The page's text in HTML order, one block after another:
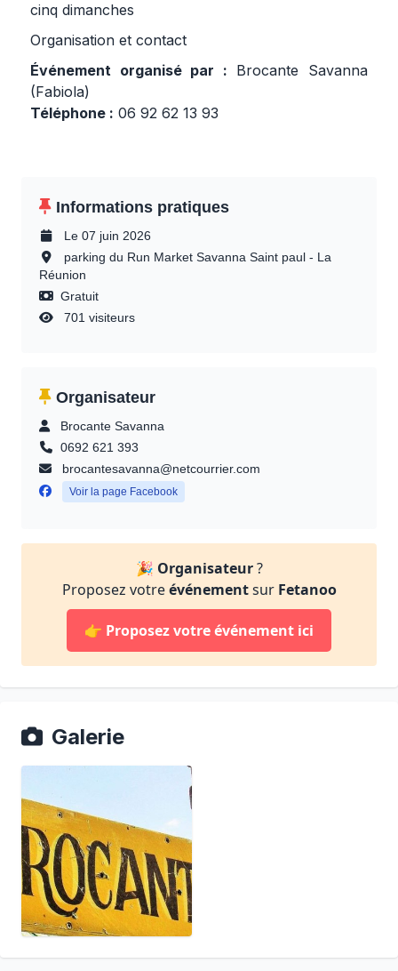
cinq dimanches
Organisation et contact
Événement organisé par : Brocante Savanna
(Fabiola)
Téléphone : 06 92 62 13 93
Informations pratiques
Le 07 juin 2026
parking du Run Market Savanna Saint paul - La
Réunion
Gratuit
701 visiteurs
Organisateur
Brocante Savanna
0692 621 393
brocantesavanna@netcourrier.com
Voir la page Facebook
🎉 Organisateur?
Proposez votreévénementsur Fetanoo
👉 Proposez votre événement ici
Galerie